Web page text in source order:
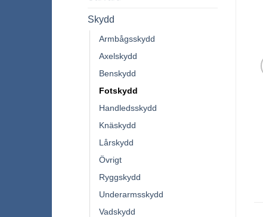
Skydd
Armbågsskydd
Axelskydd
Benskydd
Fotskydd
Handledsskydd
Knäskydd
Lårskydd
Övrigt
Ryggskydd
Underarmsskydd
Vadskydd